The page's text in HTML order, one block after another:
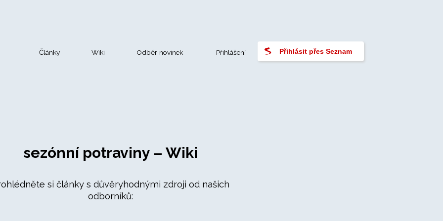
Články Wiki Odběr novinek Přihlášení Přihlásit přes Seznam
sezónní potraviny – Wiki
si články s důvěryhodnými zdroji od našich
odborníků: